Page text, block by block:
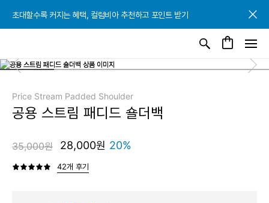
초대할수록 커지는 혜택, 컬럼비아 추천하고 포인트 받기
초대할수록 커지는 혜택, 컬럼비아 추천하고 포인트 받기
초대할수록 커지는 혜택, 컬럼비아 추천하고 포인트 받기
Price Stream Padded Shoulder
공용 스트림 패디드 숄더백
35,000원 28,000원 20%
42개 후기